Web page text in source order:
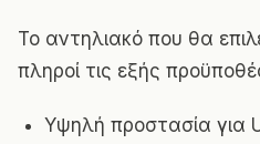
Το αντηλιακό που θα
πληροί τις εξής
Υψηλή προστασία για